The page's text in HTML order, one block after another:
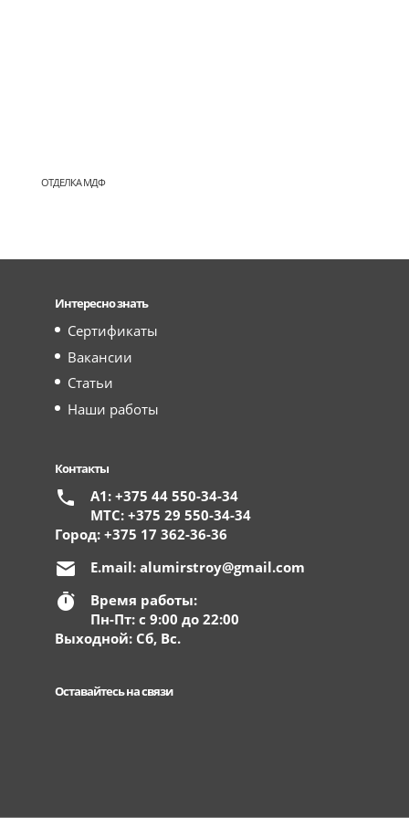
ОТДЕЛКА МДФ
Интересно знать
Сертификаты
Вакансии
Статьи
Наши работы
Контакты
А1: +375 44 550-34-34
МТС: +375 29 550-34-34
Город: +375 17 362-36-36
E.mail: alumirstroy@gmail.com
Время работы:
Пн-Пт: с 9:00 до 22:00
Выходной: Сб, Вс.
Оставайтесь на связи